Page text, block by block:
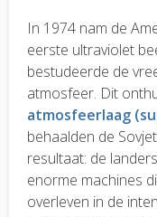
In 1974 nam de
eerste ultraviolet
bestudeerde de
atmosfeer. Dit
atmosfeerlaag
behaalden de
resultaat: de
enorme machines
overleven in de